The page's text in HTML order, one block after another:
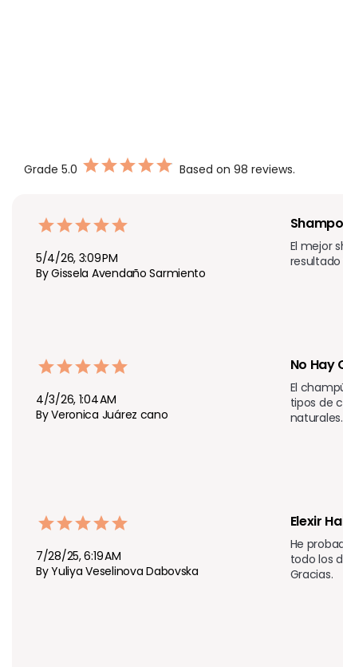
Grade 5.0 Based on 98 reviews.
5/4/26, 3:09 PM
By Gissela Avendaño Sarmiento
El mejor
4/3/26, 1:04 AM
By Veronica Juárez cano
No Hay
El
tipos de
7/28/25, 6:19 AM
By Yuliya Veselinova Dabovska
Elexir
He
todo los
Gracias.